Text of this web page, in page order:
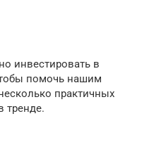
инвестировать в
помочь нашим
практичных
тренде.